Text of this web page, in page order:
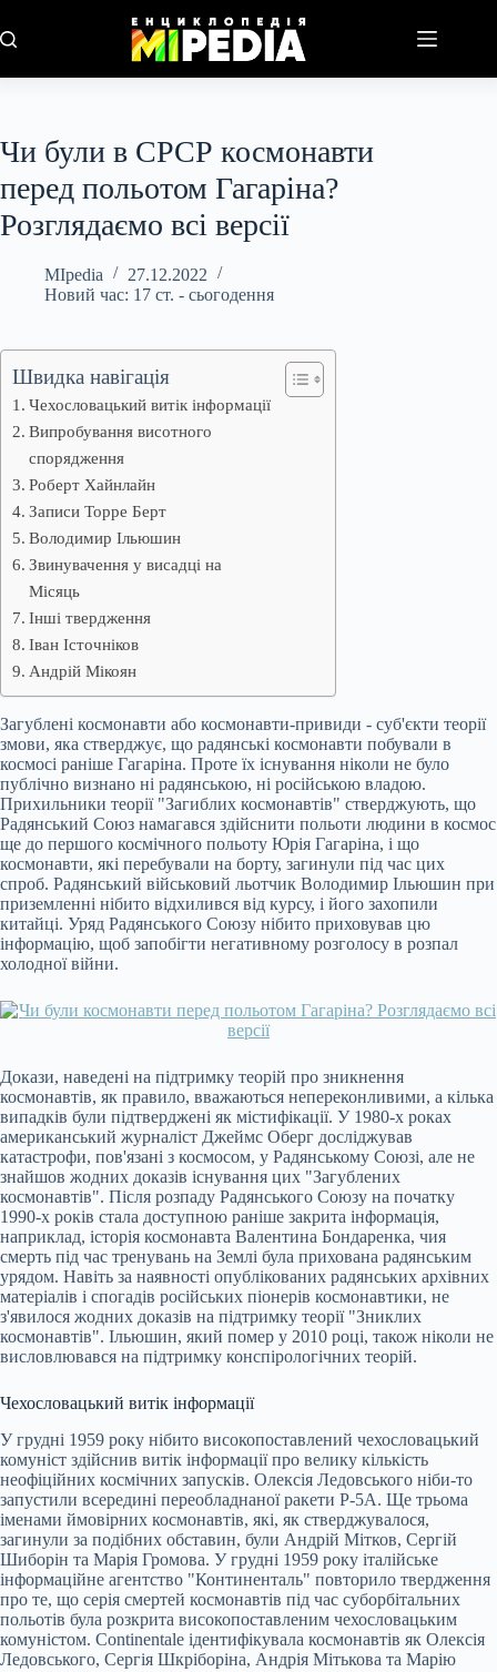
до
вмісту
Чи були в СРСР космонавти
перед польотом Гагаріна?
Розглядаємо всі версії
MIpedia
27.12.2022
Новий час: 17 ст. - сьогодення
Швидка навігація
Чехословацький витік інформації
Випробування висотного
спорядження
Роберт Хайнлайн
Записи Торре Берт
Володимир Ільюшин
Звинувачення у висадці на
Місяць
Інші твердження
Іван Істочніков
Андрій Мікоян
Загублені космонавти або космонавти-привиди - суб'єкти теорії
змови, яка стверджує, що радянські космонавти побували в
космосі раніше Гагаріна. Проте їх існування ніколи не було
публічно визнано ні радянською, ні російською владою.
Прихильники теорії "Загиблих космонавтів" стверджують, що
Радянський Союз намагався здійснити польоти людини в космос
ще до першого космічного польоту Юрія Гагаріна, і що
космонавти, які перебували на борту, загинули під час цих
спроб. Радянський військовий льотчик Володимир Ільюшин при
приземленні нібито відхилився від курсу, і його захопили
китайці. Уряд Радянського Союзу нібито приховував цю
інформацію, щоб запобігти негативному розголосу в розпал
холодної війни.
Докази, наведені на підтримку теорій про зникнення
космонавтів, як правило, вважаються непереконливими, а кілька
випадків були підтверджені як містифікації. У 1980-х роках
американський журналіст Джеймс Оберг досліджував
катастрофи, пов'язані з космосом, у Радянському Союзі, але не
знайшов жодних доказів існування цих "Загублених
космонавтів". Після розпаду Радянського Союзу на початку
1990-х років стала доступною раніше закрита інформація,
наприклад, історія космонавта Валентина Бондаренка, чия
смерть під час тренувань на Землі була прихована радянським
урядом. Навіть за наявності опублікованих радянських архівних
матеріалів і спогадів російських піонерів космонавтики, не
з'явилося жодних доказів на підтримку теорії "Зниклих
космонавтів". Ільюшин, який помер у 2010 році, також ніколи не
висловлювався на підтримку конспірологічних теорій.
Чехословацький витік інформації
У грудні 1959 року нібито високопоставлений чехословацький
комуніст здійснив витік інформації про велику кількість
неофіційних космічних запусків. Олексія Ледовського ніби-то
запустили всередині переобладнаної ракети Р-5А. Ще трьома
іменами ймовірних космонавтів, які, як стверджувалося,
загинули за подібних обставин, були Андрій Мітков, Сергій
Шиборін та Марія Громова. У грудні 1959 року італійське
інформаційне агентство "Континенталь" повторило твердження
про те, що серія смертей космонавтів під час суборбітальних
польотів була розкрита високопоставленим чехословацьким
комуністом. Continentale ідентифікувала космонавтів як Олексія
Ледовського, Сергія Шкріборіна, Андрія Мітькова та Марію